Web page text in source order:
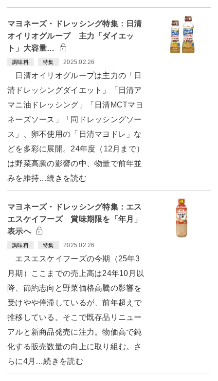
マヨネーズ・ドレッシング特集：日清
オイリオグループ 主力「ダイエッ
ト」大容量…
調味料 特集 2025.02.26
日清オイリオグループは主力の「日
清ドレッシングダイエット」「日清ア
マニ油ドレッシング」「日清MCTマヨ
ネーズソース」「同ドレッシングソー
ス」、卵不使用の「日清マヨドレ」な
どを多彩に展開。24年度（12月まで）
は野菜高騰の影響の中、物量で前年並
みを維持…続きを読む
マヨネーズ・ドレッシング特集：エス
エスケイフーズ 賞味期限を「年月」
表示へ
調味料 特集 2025.02.26
エスエスケイフーズの今期（25年3
月期）ここまでの売上高は24年10月以
降、節約志向と野菜価格高騰の影響を
受けやや停滞しているが、前年超えで
推移している。そこで既存品リニュー
アルと新商品発売に注力。物価高で鈍
化する販売数量の向上に取り組む。さ
らに4月…続きを読む